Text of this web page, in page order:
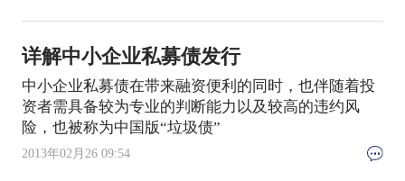
详解中小企业私募债发行
中小企业私募债在带来融资便利的同时，也伴随着投
资者需具备较为专业的判断能力以及较高的违约风
险，也被称为中国版“垃圾债”
2013年02月26 09:54